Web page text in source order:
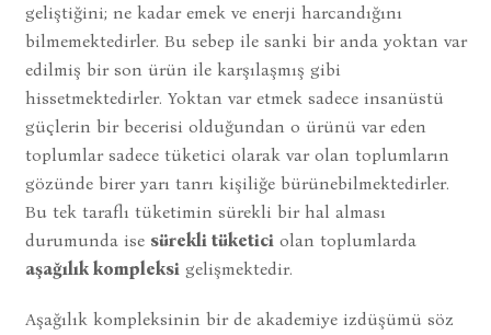
geliştiğini; ne kadar emek ve enerji harcandığını
bilmemektedirler. Bu sebep ile sanki bir anda yoktan var
edilmiş bir son ürün ile karşılaşmış gibi
hissetmektedirler. Yoktan var etmek sadece insanüstü
güçlerin bir becerisi olduğundan o ürünü var eden
toplumlar sadece tüketici olarak var olan toplumların
gözünde birer yarı tanrı kişiliğe bürünebilmektedirler.
Bu tek taraflı tüketimin sürekli bir hal alması
durumunda ise sürekli tüketici olan toplumlarda
aşağılık kompleksi gelişmektedir.
Aşağılık kompleksinin bir de akademiye izdüşümü söz